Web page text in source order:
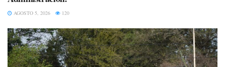
AGOSTO 5, 2026 120